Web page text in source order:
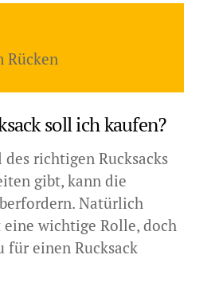
Rücken
soll ich kaufen?
des richtigen Rucksacks
gibt, kann die
Natürlich
wichtige Rolle, doch
einen Rucksack